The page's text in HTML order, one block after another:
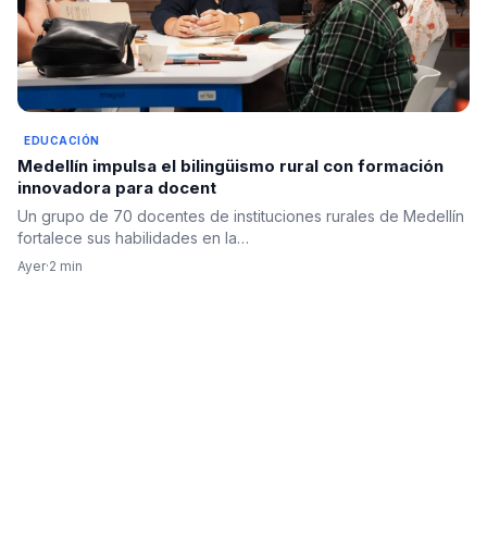
EDUCACIÓN
Medellín impulsa el bilingüismo rural con formación
innovadora para docent
Un grupo de 70 docentes de instituciones rurales de Medellín
fortalece sus habilidades en la…
Ayer·2 min